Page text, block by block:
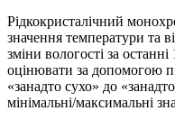
Рідкокристалічний
значення температури та
зміни вологості за
оцінювати за допомогою
«занадто сухо» до
мінімальні/максимальні